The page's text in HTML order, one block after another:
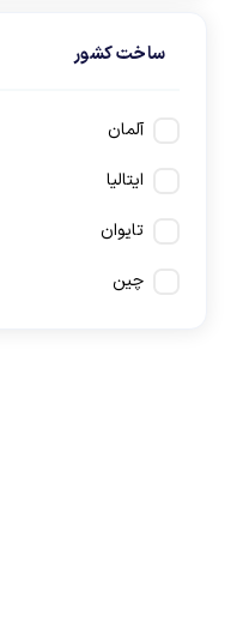
ساخت کشور
آلمان
ایتالیا
تایوان
چین